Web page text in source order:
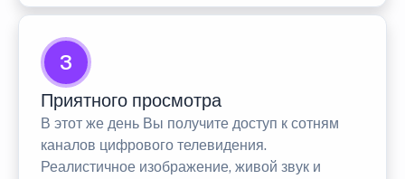
3
Приятного просмотра
В этот же день Вы получите доступ к сотням
каналов цифрового телевидения.
Реалистичное изображение, живой звук и